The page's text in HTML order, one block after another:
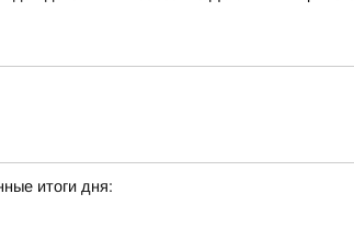
итоги дня: